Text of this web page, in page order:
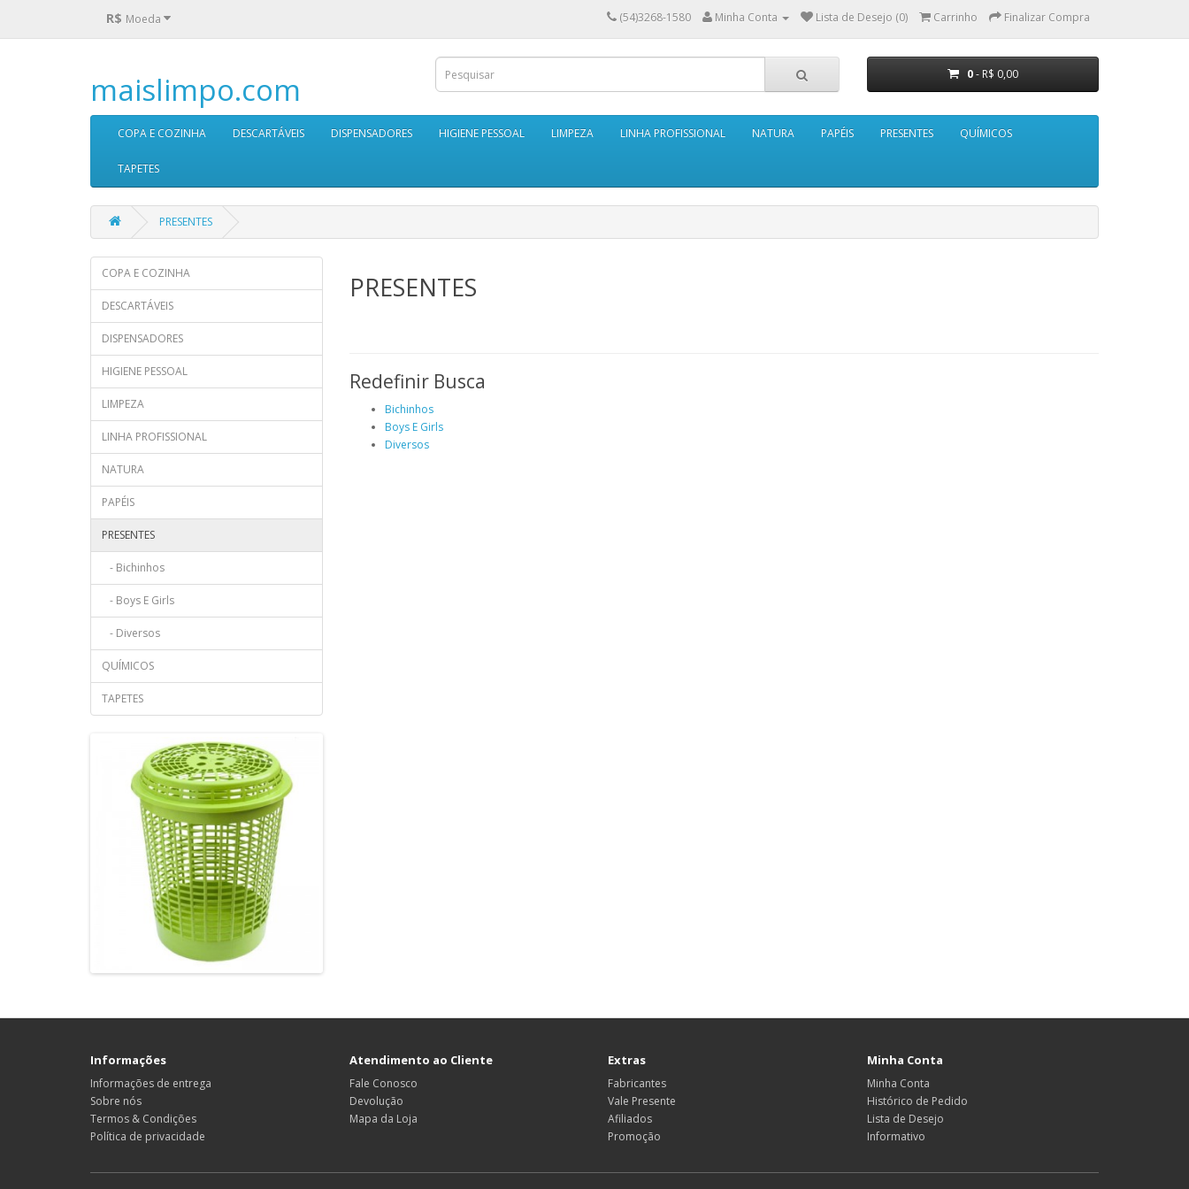
R$ Moeda (54)3268-1580 Minha Conta Lista de Desejo (0) Carrinho Finalizar Compra
maislimpo.com 0- R$ 0,00
COPA E COZINHA DESCARTÁVEIS DISPENSADORES HIGIENE PESSOAL LIMPEZA LINHA PROFISSIONAL NATURA PAPÉIS PRESENTES QUÍMICOS
TAPETES
PRESENTES
COPA E COZINHA
DESCARTÁVEIS
DISPENSADORES
HIGIENE PESSOAL
LIMPEZA
LINHA PROFISSIONAL
NATURA
PAPÉIS
PRESENTES
- Bichinhos
- Boys E Girls
- Diversos
QUÍMICOS
TAPETES
PRESENTES
Redefinir Busca
Bichinhos
Boys E Girls
Diversos
Informações
Informações de entrega
Sobre nós
Termos & Condições
Política de privacidade
Atendimento ao Cliente
Fale Conosco
Devolução
Mapa da Loja
Extras
Fabricantes
Vale Presente
Afiliados
Promoção
Minha Conta
Minha Conta
Histórico de Pedido
Lista de Desejo
Informativo